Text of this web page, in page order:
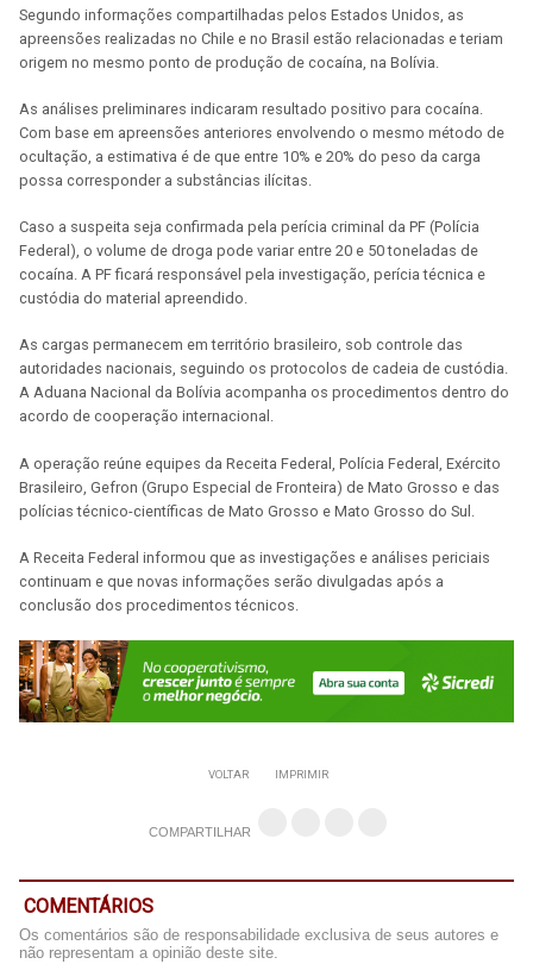
Segundo informações compartilhadas pelos Estados Unidos, as
apreensões realizadas no Chile e no Brasil estão relacionadas e teriam
origem no mesmo ponto de produção de cocaína, na Bolívia.
As análises preliminares indicaram resultado positivo para cocaína.
Com base em apreensões anteriores envolvendo o mesmo método de
ocultação, a estimativa é de que entre 10% e 20% do peso da carga
possa corresponder a substâncias ilícitas.
Caso a suspeita seja confirmada pela perícia criminal da PF (Polícia
Federal), o volume de droga pode variar entre 20 e 50 toneladas de
cocaína. A PF ficará responsável pela investigação, perícia técnica e
custódia do material apreendido.
As cargas permanecem em território brasileiro, sob controle das
autoridades nacionais, seguindo os protocolos de cadeia de custódia.
A Aduana Nacional da Bolívia acompanha os procedimentos dentro do
acordo de cooperação internacional.
A operação reúne equipes da Receita Federal, Polícia Federal, Exército
Brasileiro, Gefron (Grupo Especial de Fronteira) de Mato Grosso e das
polícias técnico-científicas de Mato Grosso e Mato Grosso do Sul.
A Receita Federal informou que as investigações e análises periciais
continuam e que novas informações serão divulgadas após a
conclusão dos procedimentos técnicos.
VOLTAR IMPRIMIR
COMPARTILHAR
COMENTÁRIOS
Os comentários são de responsabilidade exclusiva de seus autores e
não representam a opinião deste site.